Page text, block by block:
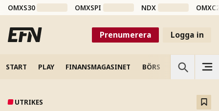
OMXS30 OMXSPI NDX
Prenumerera Logga in
START PLAY FINANSMAGASINET BÖRS VETENSKAP
UTRIKES